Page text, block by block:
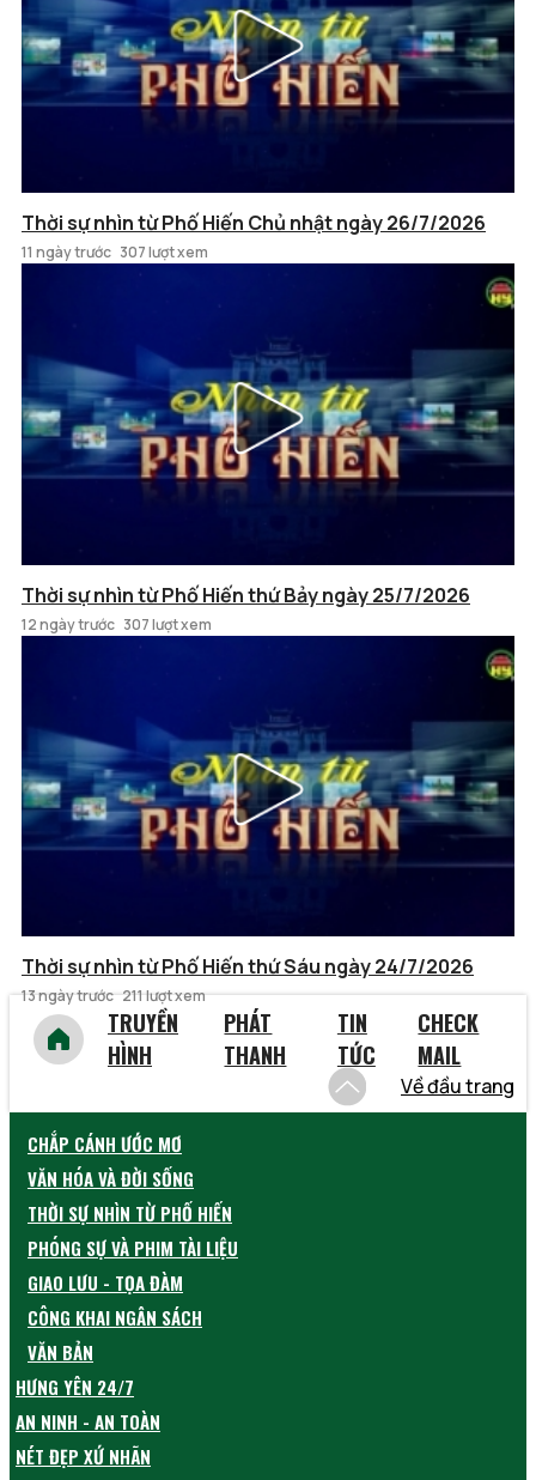
Thời sự nhìn từ Phố Hiến Chủ nhật ngày 26/7/2026
11 ngày trước 307 lượt xem
Thời sự nhìn từ Phố Hiến thứ Bảy ngày 25/7/2026
12 ngày trước 307 lượt xem
Thời sự nhìn từ Phố Hiến thứ Sáu ngày 24/7/2026
13 ngày trước 211 lượt xem
TRUYỀN
HÌNH
PHÁT
THANH
TIN
TỨC
CHECK
MAIL
Về đầu trang
CHẮP CÁNH ƯỚC MƠ
VĂN HÓA VÀ ĐỜI SỐNG
THỜI SỰ NHÌN TỪ PHỐ HIẾN
PHÓNG SỰ VÀ PHIM TÀI LIỆU
GIAO LƯU - TỌA ĐÀM
CÔNG KHAI NGÂN SÁCH
VĂN BẢN
HƯNG YÊN 24/7
AN NINH - AN TOÀN
NÉT ĐẸP XỨ NHÃN